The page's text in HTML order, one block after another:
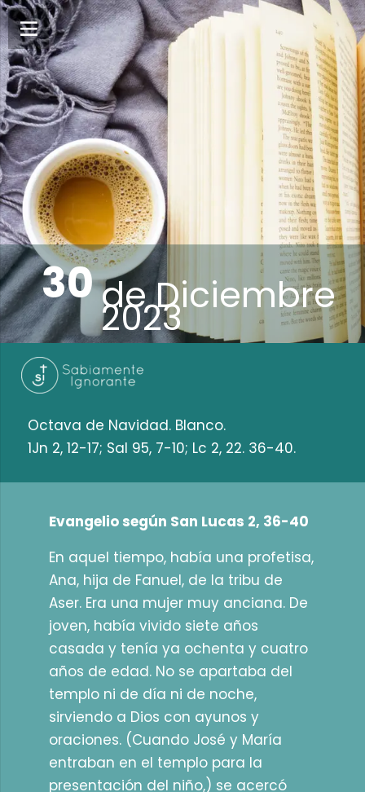
30deDiciembre
2023
Octava de Navidad. Blanco.
1Jn 2, 12-17; Sal 95, 7-10; Lc 2, 22. 36-40.
Evangelio según San Lucas 2, 36-40
En aquel tiempo, había una profetisa,
Ana, hija de Fanuel, de la tribu de
Aser. Era una mujer muy anciana. De
joven, había vivido siete años
casada y tenía ya ochenta y cuatro
años de edad. No se apartaba del
templo ni de día ni de noche,
sirviendo a Dios con ayunos y
oraciones. (Cuando José y María
entraban en el templo para la
presentación del niño,) se acercó